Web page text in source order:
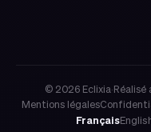
© 2026 Eclixia·Réalisé
Mentions légales
Français